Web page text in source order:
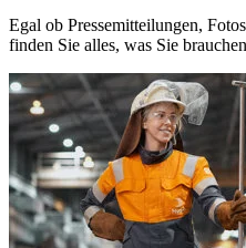
Egal ob Pressemitteilungen,
finden Sie alles, was Sie